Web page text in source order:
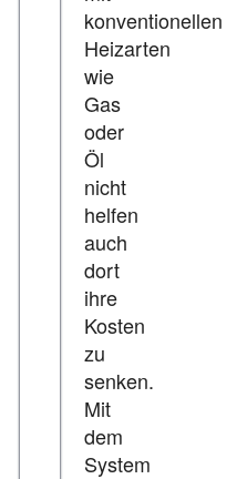
konventionellen
Heizarten
wie
Gas
oder
Öl
nicht
helfen
auch
dort
ihre
Kosten
zu
senken.
Mit
dem
System